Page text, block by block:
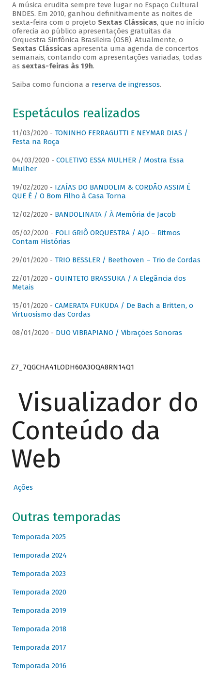
A música erudita sempre teve lugar no Espaço Cultural
BNDES. Em 2010, ganhou definitivamente as noites de
sexta-feira com o projeto Sextas Clássicas, que no início
oferecia ao público apresentações gratuitas da
Orquestra Sinfônica Brasileira (OSB). Atualmente, o
Sextas Clássicasapresenta uma agenda de concertos
semanais, contando com apresentações variadas, todas
as sextas-feiras às 19h.
Saiba como funciona a reserva de ingressos.
Espetáculos realizados
11/03/2020 - TONINHO FERRAGUTTI E NEYMAR DIAS /
Festa na Roça
04/03/2020 - COLETIVO ESSA MULHER / Mostra Essa
Mulher
19/02/2020 - IZAÍAS DO BANDOLIM & CORDÃO ASSIM É
QUE É / O Bom Filho à Casa Torna
12/02/2020 - BANDOLINATA / À Memória de Jacob
05/02/2020 - FOLI GRIÔ ORQUESTRA / AJO – Ritmos
Contam Histórias
29/01/2020 - TRIO BESSLER / Beethoven – Trio de Cordas
22/01/2020 - QUINTETO BRASSUKA / A Elegância dos
Metais
15/01/2020 - CAMERATA FUKUDA / De Bach a Britten, o
Virtuosismo das Cordas
08/01/2020 - DUO VIBRAPIANO / Vibrações Sonoras
Z7_7QGCHA41LODH60A3OQA8RN14Q1
Visualizador do
Conteúdo da
Web
Ações
Outras temporadas
Temporada 2025
Temporada 2024
Temporada 2023
Temporada 2020
Temporada 2019
Temporada 2018
Temporada 2017
Temporada 2016